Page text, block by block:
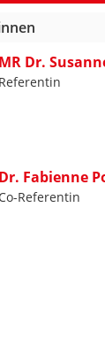
MR Dr.
Referentin
Dr. Fabienne
Co-Referentin